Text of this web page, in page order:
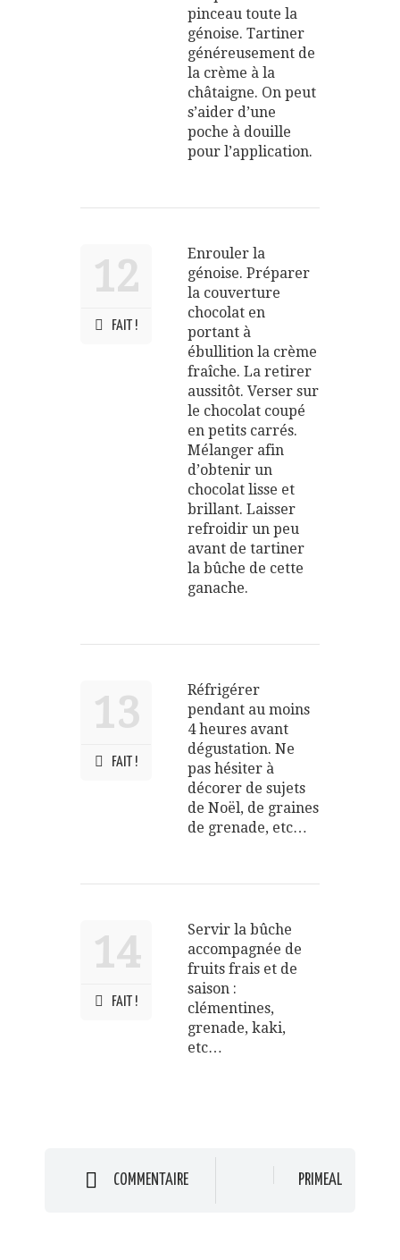
pinceau toute la
génoise. Tartiner
généreusement de
la crème à la
châtaigne. On peut
s’aider d’une
poche à douille
pour l’application.
12
FAIT !
Enrouler la
génoise. Préparer
la couverture
chocolat en
portant à
ébullition la crème
fraîche. La retirer
aussitôt. Verser sur
le chocolat coupé
en petits carrés.
Mélanger afin
d’obtenir un
chocolat lisse et
brillant. Laisser
refroidir un peu
avant de tartiner
la bûche de cette
ganache.
13
FAIT !
Réfrigérer
pendant au moins
4 heures avant
dégustation. Ne
pas hésiter à
décorer de sujets
de Noël, de graines
de grenade, etc…
14
FAIT !
Servir la bûche
accompagnée de
fruits frais et de
saison :
clémentines,
grenade, kaki,
etc…
COMMENTAIRE PRIMEAL